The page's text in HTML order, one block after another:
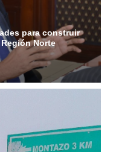
para construir
Norte